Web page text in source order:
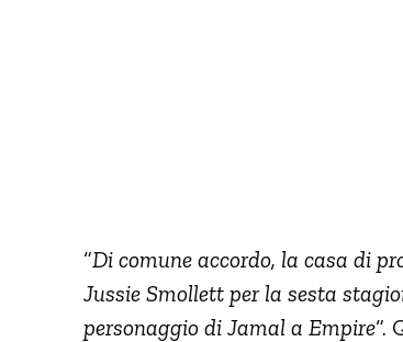
“Di comune accordo, la casa di
Jussie Smollett per la sesta
personaggio di Jamal a Empire“.